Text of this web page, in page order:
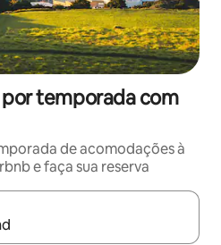
temporada com
de acomodações à
e faça sua reserva
disponíveis, explore-os